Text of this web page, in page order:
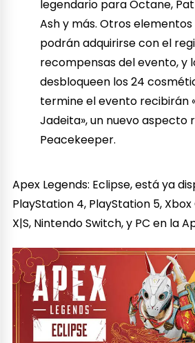
legendario para Octane,
Ash y más. Otros
podrán adquirirse con el
recompensas del evento, y
desbloqueen los 24
termine el evento recibirán
Jadeita», un nuevo aspecto
Peacekeeper.
Apex Legends: Eclipse, está ya
PlayStation 4, PlayStation 5, Xbox
X|S, Nintendo Switch, y PC en la